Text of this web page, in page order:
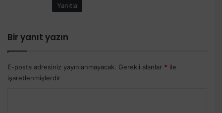
Yanıtla
Bir yanıt yazın
E-posta adresiniz yayınlanmayacak. Gerekli alanlar * ile
işaretlenmişlerdir